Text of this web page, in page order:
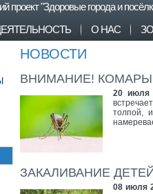
проект "Здоровые города и
О НАС
НОВОСТИ
ВНИМАНИЕ! КОМАРЫ
20 июля
толпой,
ЗАКАЛИВАНИЕ
08 июля